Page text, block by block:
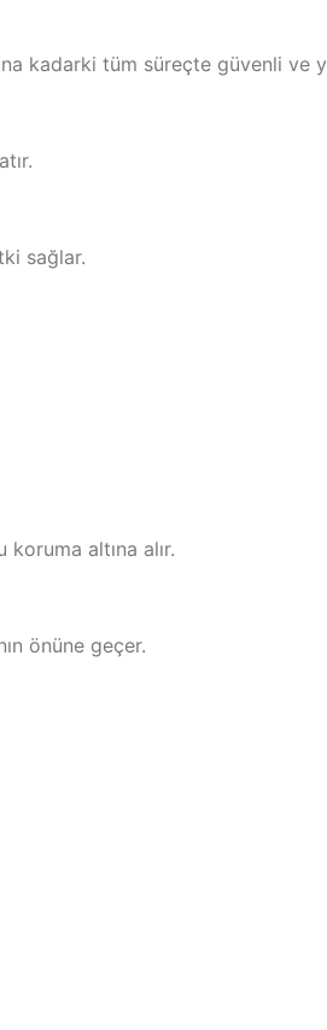
kadarki tüm süreçte güvenli
sağlar.
altına alır.
önüne geçer.